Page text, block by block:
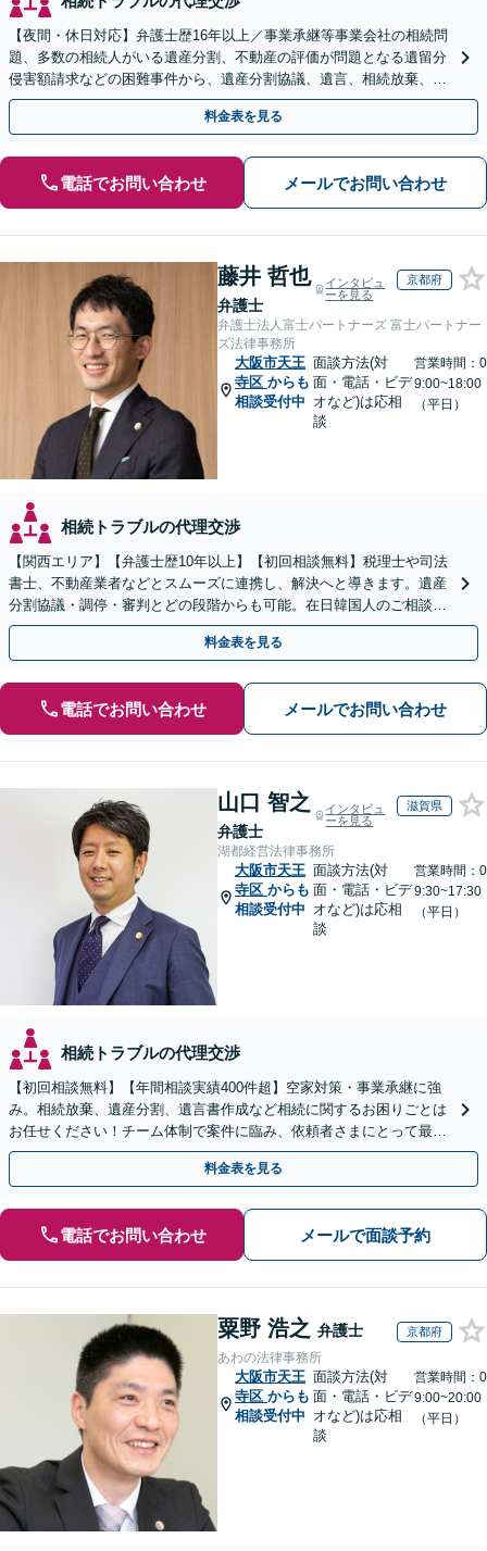
【夜間・休日対応】弁護士歴16年以上／事業承継等事業会社の相続問
題、多数の相続人がいる遺産分割、不動産の評価が問題となる遺留分
侵害額請求などの困難事件から、遺産分割協議、遺言、相続放棄、使
途不明金の調査まで、全般の経験豊富【JR草津駅2分】
料金表を見る
電話でお問い合わせ メールでお問い合わせ
藤井 哲也
弁護士
インタビュ
ーを見る
京都府
弁護士法人富士パートナーズ 富士パートナー
ズ法律事務所
大阪市天王
寺区 からも
相談受付中
面談方法(対
面・電話・ビデ
オなど)は応相
談
営業時間：0
9:00~18:00
（平日）
相続トラブルの代理交渉
【関西エリア】【弁護士歴10年以上】【初回相談無料】税理士や司法
書士、不動産業者などとスムーズに連携し、解決へと導きます。遺産
分割協議・調停・審判とどの段階からも可能。在日韓国人のご相談も
対応しております【休日・夜間相談可】
料金表を見る
電話でお問い合わせ メールでお問い合わせ
山口 智之
弁護士
インタビュ
ーを見る
滋賀県
湖都経営法律事務所
大阪市天王
寺区 からも
相談受付中
面談方法(対
面・電話・ビデ
オなど)は応相
談
営業時間：0
9:30~17:30
（平日）
相続トラブルの代理交渉
【初回相談無料】【年間相談実績400件超】空家対策・事業承継に強
み。相続放棄、遺産分割、遺言書作成など相続に関するお困りごとは
お任せください！チーム体制で案件に臨み、依頼者さまにとって最善
の解決を目指します【堅田駅4分】【無料駐車場あり】
料金表を見る
電話でお問い合わせ メールで面談予約
粟野 浩之 弁護士 京都府
あわの法律事務所
大阪市天王
寺区 からも
相談受付中
面談方法(対
面・電話・ビデ
オなど)は応相
談
営業時間：0
9:00~20:00
（平日）